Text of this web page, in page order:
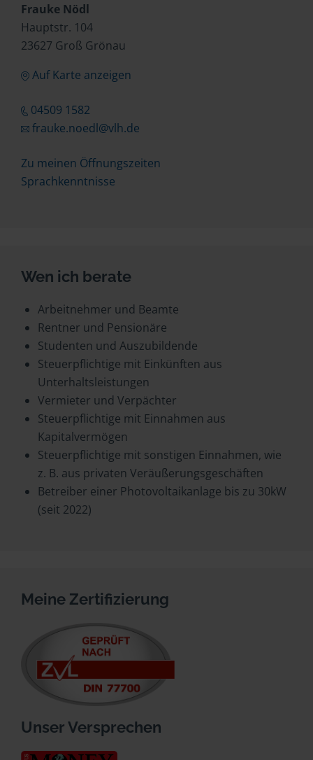
Frauke Nödl
Hauptstr. 104
23627 Groß Grönau
Auf Karte anzeigen
04509 1582
frauke.noedl@vlh.de
Zu meinen Öffnungszeiten
Sprachkenntnisse
Wen ich berate
Arbeitnehmer und Beamte
Rentner und Pensionäre
Studenten und Auszubildende
Steuerpflichtige mit Einkünften aus
Unterhaltsleistungen
Vermieter und Verpächter
Steuerpflichtige mit Einnahmen aus
Kapitalvermögen
Steuerpflichtige mit sonstigen Einnahmen, wie
z. B. aus privaten Veräußerungsgeschäften
Betreiber einer Photovoltaikanlage bis zu 30kW
(seit 2022)
Meine Zertifizierung
Unser Versprechen